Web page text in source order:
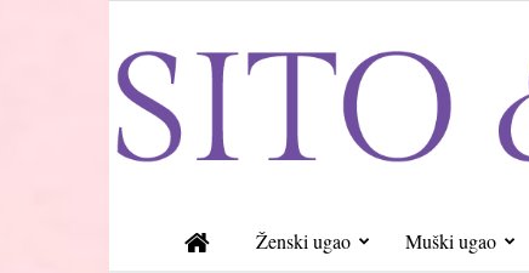
Ženski ugao Muški ugao